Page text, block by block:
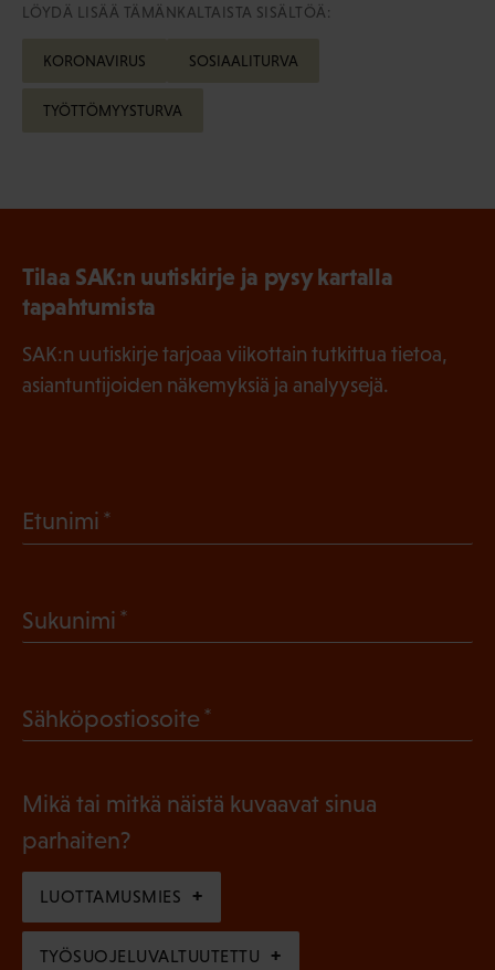
LÖYDÄ LISÄÄ TÄMÄNKALTAISTA SISÄLTÖÄ:
KORONAVIRUS SOSIAALITURVA
TYÖTTÖMYYSTURVA
Tilaa SAK:n uutiskirje ja pysy kartalla
tapahtumista
SAK:n uutiskirje tarjoaa viikottain tutkittua tietoa,
asiantuntijoiden näkemyksiä ja analyysejä.
Etunimi
P
l
n
e
)
Sukunimi
k
l
i
n
e
Sähköpostiosoite
l
Mikä tai mitkä näistä kuvaavat sinua
parhaiten?
LUOTTAMUSMIES
TYÖSUOJELUVALTUUTETTU